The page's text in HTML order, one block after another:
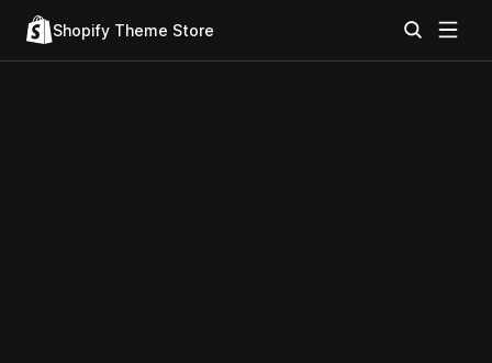
Shopify Theme Store